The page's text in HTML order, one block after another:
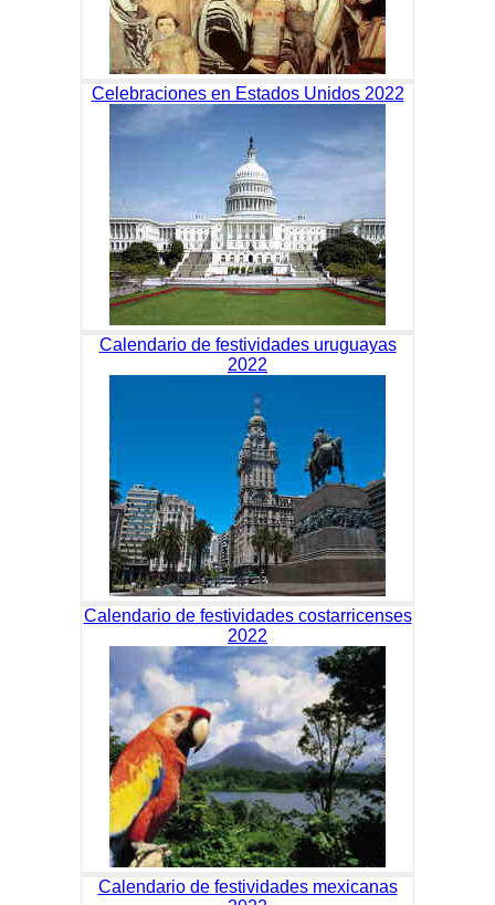
Celebraciones en Estados Unidos 2022
Calendario de festividades uruguayas
2022
Calendario de festividades costarricenses
2022
Calendario de festividades mexicanas